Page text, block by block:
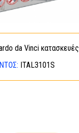
da Vinci κατασκευές
ITAL3101S